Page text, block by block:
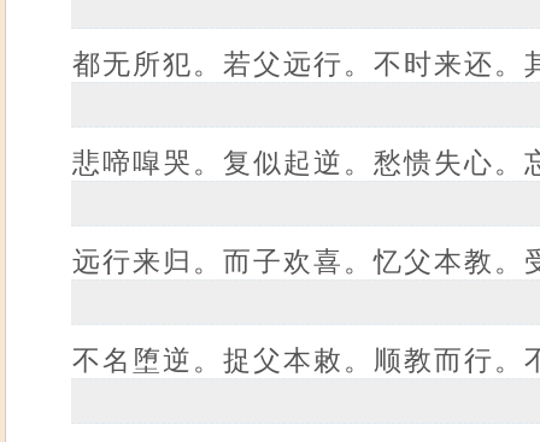
都无所犯。若父远行。不时来还
悲啼噑哭。复似起逆。愁愦失心
远行来归。而子欢喜。忆父本教
不名堕逆。捉父本敕。顺教而行